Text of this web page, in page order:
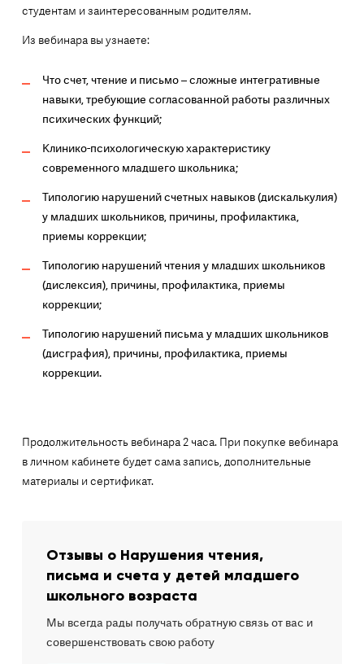
студентам и заинтересованным родителям.
Из вебинара вы узнаете:
Что счет, чтение и письмо – сложные интегративные
навыки, требующие согласованной работы различных
психических функций;
Клинико-психологическую характеристику
современного младшего школьника;
Типологию нарушений счетных навыков (дискалькулия)
у младших школьников, причины, профилактика,
приемы коррекции;
Типологию нарушений чтения у младших школьников
(дислексия), причины, профилактика, приемы
коррекции;
Типологию нарушений письма у младших школьников
(дисграфия), причины, профилактика, приемы
коррекции.
Продолжительность вебинара 2 часа. При покупке вебинара
в личном кабинете будет сама запись, дополнительные
материалы и сертификат.
Отзывы о Нарушения чтения,
письма и счета у детей младшего
школьного возраста
Мы всегда рады получать обратную связь от вас и
совершенствовать свою работу